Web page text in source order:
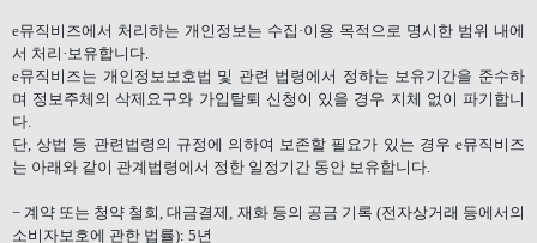
e뮤직비즈에서 처리하는 개인정보는 수집·이용 목적으로 명시한 범위 내에
서 처리·보유합니다.
e뮤직비즈는 개인정보보호법 및 관련 법령에서 정하는 보유기간을 준수하
며 정보주체의 삭제요구와 가입탈퇴 신청이 있을 경우 지체 없이 파기합니
다.
단,상법 등 관련법령의 규정에 의하여 보존할 필요가 있는 경우 e뮤직비즈
는 아래와 같이 관계법령에서 정한 일정기간 동안 보유합니다.
− 계약 또는 청약 철회,대금결제, 재화 등의 공금 기록 (전자상거래 등에서의
소비자보호에 관한 법률): 5년